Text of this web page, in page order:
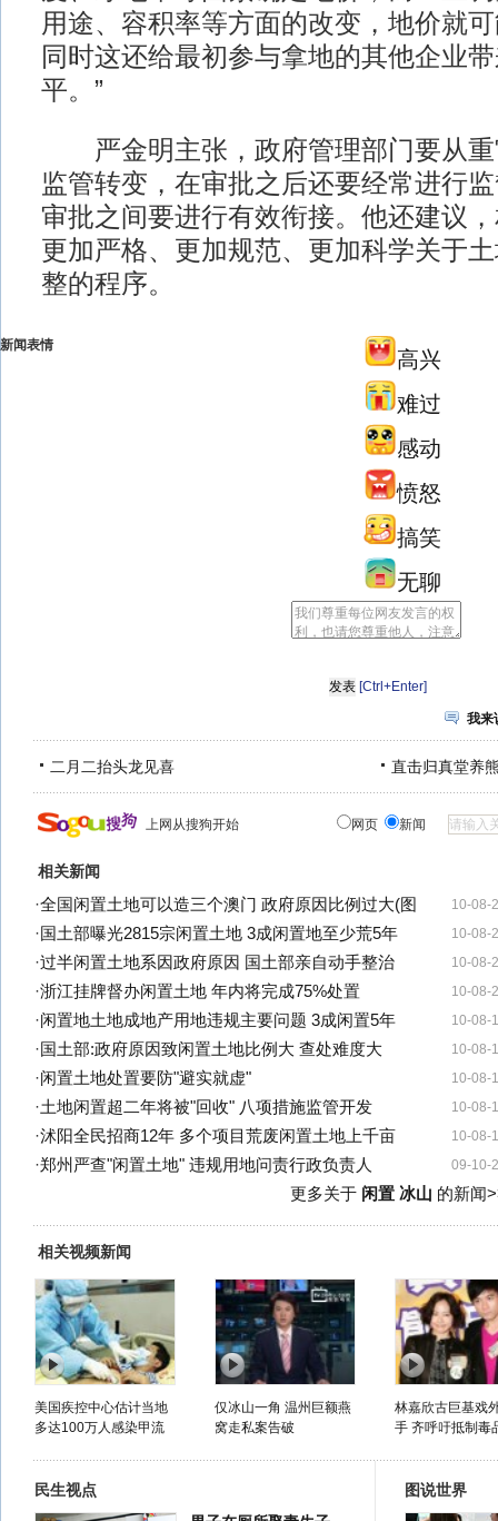
用途、容积率等方面的改变，地价就
同时这还给最初参与拿地的其他企业
平。”
严金明主张，政府管理部门要从重
监管转变，在审批之后还要经常进行
审批之间要进行有效衔接。他还建议
更加严格、更加规范、更加科学关于
整的程序。
新闻表情
高兴
难过
感动
愤怒
搞笑
无聊
[Ctrl+Enter]
我来
二月二抬头龙见喜 直击归真堂养
上网从搜狗开始 网页 新闻
相关新闻
10-08-
·全国闲置土地可以造三个澳门 政府原因比例过大(图
10-08-
· 国土部曝光2815宗闲置土地 3成闲置地至少荒5年
10-08-
·过半闲置土地系因政府原因 国土部亲自动手整治
10-08-
·浙江挂牌督办闲置土地 年内将完成75%处置
10-08-
·闲置地土地成地产用地违规主要问题 3成闲置5年
10-08-
· 国土部:政府原因致闲置土地比例大 查处难度大
10-08-
·闲置土地处置要防"避实就虚"
10-08-
·土地闲置超二年将被"回收" 八项措施监管开发
10-08-
·沭阳全民招商12年 多个项目荒废闲置土地上千亩
09-10-
·郑州严查"闲置土地" 违规用地问责行政负责人
更多关于 闲置 冰山 的新闻
相关视频新闻
美国疾控中心估计当地
多达100万人感染甲流
仅冰山一角 温州巨额燕
窝走私案告破
林嘉欣古巨基戏
手 齐呼吁抵制毒
民生视点
图说世界